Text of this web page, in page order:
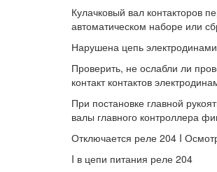
Кулачковый вал контакторов
автоматическом наборе или
Нарушена цепь
Проверить, не ослабли ли
контакт контактов
При постановке главной
валы главного контроллера
Отключается реле 204 I
I в цепи питания реле 204